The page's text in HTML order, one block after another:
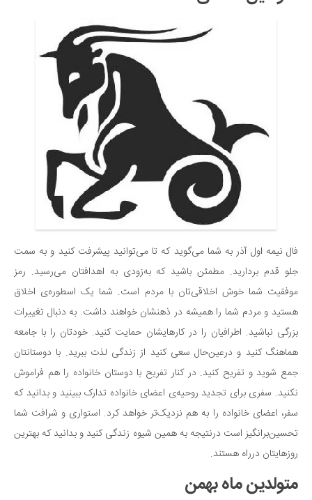
فال نیمه اول آذر به شما می‌گوید که تا می‌توانید پیشرفت کنید و به سمت
جلو قدم بردارید. مطمئن باشید که به‌زودی به اهدافتان می‌رسید. رمز
موفقیت شما خوش اخلاقی‌تان با مردم است. شما یک اسطوره‌ی اخلاق
هستید و مردم شما را همیشه در ذهنشان خواهند داشت. به دنبال تغییرات
بزرگی نباشید. اطرافیان را در کارهایشان حمایت کنید. خودتان را با جامعه
هماهنگ کنید و درعین‌حال سعی کنید از زندگی لذت ببرید. با دوستانتان
جمع شوید و تفریح کنید. در کنار تفریح با دوستان خانواده را هم فراموش
نکنید. سفری برای تجدید روحیه‌ی اعضای خانواده تدارک ببینید و بدانید که
سفر، اعضای خانواده را به هم نزدیک‌تر خواهد کرد. استواری و شرافت شما
تحسین‌برانگیز است درنتیجه به همین شیوه زندگی کنید و بدانید که بهترین
روزهایتان درراه هستند.
متولدین ماه بهمن